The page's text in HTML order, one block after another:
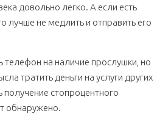
довольно легко. А если есть
лучше не медлить и отправить его
телефон на наличие прослушки, но
тратить деньги на услуги других
стопроцентного
обнаружено.